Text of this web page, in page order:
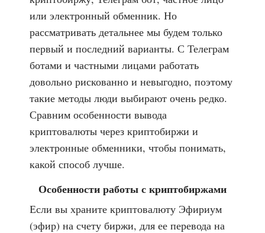
или электронный обменник. Но
рассматривать детальнее мы будем только
первый и последний варианты. С Телеграм
ботами и частными лицами работать
довольно рискованно и невыгодно, поэтому
такие методы люди выбирают очень редко.
Сравним особенности вывода
криптовалюты через криптобиржи и
электронные обменники, чтобы понимать,
какой способ лучше.
Особенности работы с криптобиржами
Если вы храните криптовалюту Эфириум
(эфир) на счету биржи, для ее перевода на